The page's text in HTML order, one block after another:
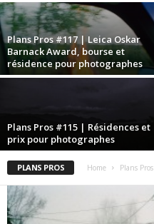
Plans Pros #117 | Leica Oskar
Barnack Award, bourse et
résidence pour photographes
Plans Pros #115 | Résidences et
prix pour photographes
PLANS PROS Home Plans Pros